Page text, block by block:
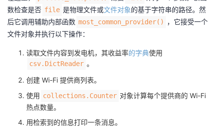
数检查是否 file 是物理文件或文件对象的基于字符串的路径。然
后它调用辅助内部函数 most_common_provider()
，它接受一个
文件对象并执行以下操作：
读取文件内容到发电机，其收益率的字典使用
csv.DictReader 。
创建 Wi-Fi 提供商列表。
使用 collections.Counter 对象计算每个提供商的 Wi-Fi
热点数量。
用检索到的信息打印一条消息。